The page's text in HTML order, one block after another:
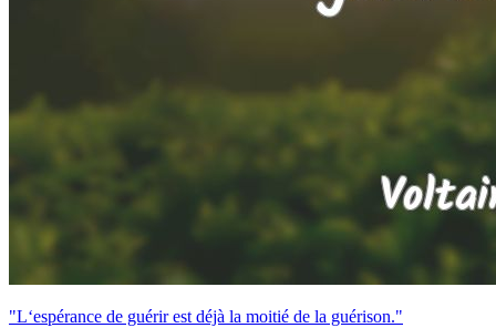
"L‘espérance de guérir est déjà la moitié de la guérison."